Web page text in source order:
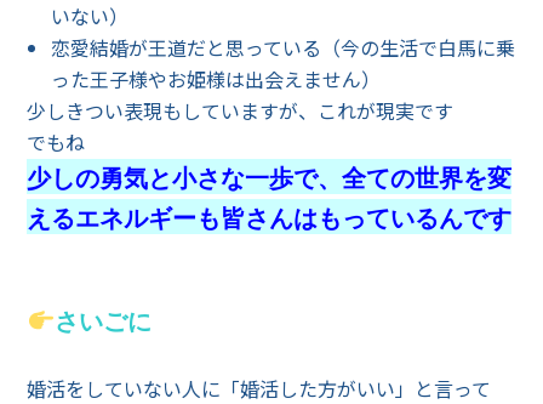
いない）
恋愛結婚が王道だと思っている（今の生活で白馬に乗
った王子様やお姫様は出会えません）
少しきつい表現もしていますが、これが現実です
でもね
少しの勇気と小さな一歩で、全ての世界を変
えるエネルギーも皆さんはもっているんです
さいごに
婚活をしていない人に「婚活した方がいい」と言って